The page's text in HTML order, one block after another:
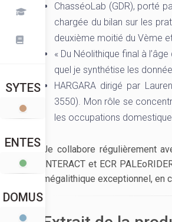
SYTES
ENTES
DOMUS
ChasséoLab (GDR), porté
chargée du bilan sur les
deuxième moitié du Vème
« Du Néolithique final à
quel je synthétise les
HARGARA dirigé par
3550). Mon rôle se
les occupations
Je collabore régulièrement
INTERACT et ECR
mégalithique exceptionnel, en